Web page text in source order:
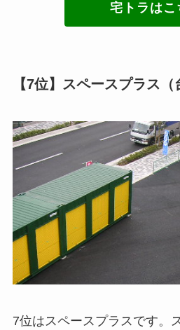
宅トラはこ
【7位】スペースプラス（
7位はスペースプラスです。